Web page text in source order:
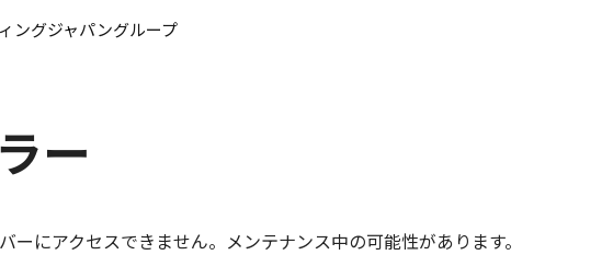
ングジャパングループ
ー
ーにアクセスできません。メンテナンス中の可能性があります。